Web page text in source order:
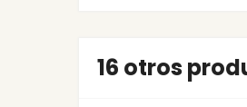
16 otros